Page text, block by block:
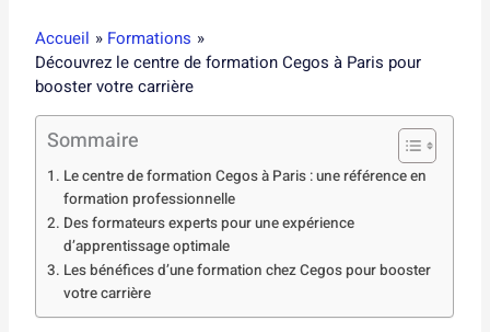
Accueil
Formations
Découvrez le centre de formation Cegos à Paris pour
booster votre carrière
Sommaire
Le centre de formation Cegos à Paris : une référence en
formation professionnelle
Des formateurs experts pour une expérience
d’apprentissage optimale
Les bénéfices d’une formation chez Cegos pour booster
votre carrière